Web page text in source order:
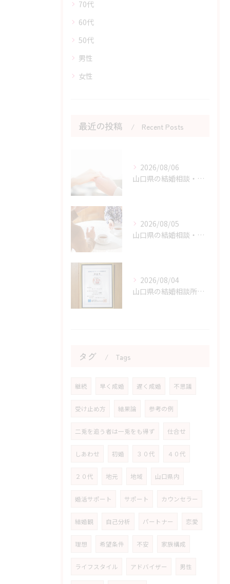
70代
60代
50代
男性
女性
最近の投稿 Recent Posts
2026/08/06
山口県の結婚相談・婚活の自己肯定感を高める実践アドバイス
2026/08/05
山口県の結婚相談・婚活の成功に直結する考え方の切り替え方
2026/08/04
山口県の結婚相談所のサポートで不安が解消できる理由
タグ Tags
継続 早く成婚 遅く成婚 不思議
受け止め方 結果論 参考の例
二兎を追う者は一兎をも得ず 仕合せ
しあわせ 初婚 ３０代 ４０代
２０代 地元 地域 山口県内
婚活サポート サポート カウンセラー
結婚観 自己分析 パートナー 恋愛
理想 希望条件 不安 家族構成
ライフスタイル アドバイザー 男性